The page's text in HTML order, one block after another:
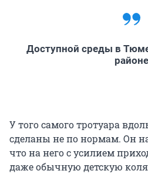
Доступной среды в
районе
У того самого тротуара
сделаны не по нормам. Он
что на него с усилием
даже обычную детскую